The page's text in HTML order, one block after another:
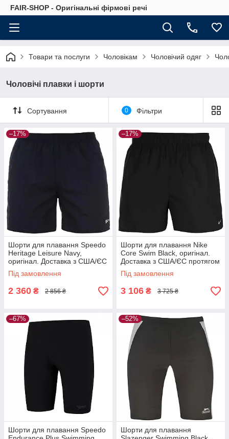
FAIR-SHOP - Оригінальні фірмові речі
Товари та послуги Чоловікам Чоловічий одяг
Чоловічі плавки і шорти
Сортування 0 Фільтри
–17%
Шорти для плавання Speedo
Heritage Leisure Navy,
оригінал. Доставка з США/ЄС
протягом 14 днів
Під замовлення
2 360 ₴ 2 856 ₴
–17%
Шорти для плавання Nike
Core Swim Black, оригінал.
Доставка з США/ЄС протягом
14 днів
Під замовлення
3 106 ₴ 3 725 ₴
–67%
Шорти для плавання Speedo
–52%
Шорти для плавання